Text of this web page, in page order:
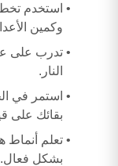
استخدم
وكمين
تدرب على
النار.
استمر في
بقائك على
تعلم أنماط
بشكل فعال.